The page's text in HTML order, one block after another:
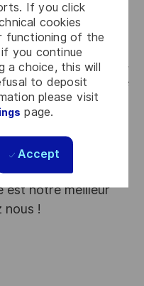
If you click
cookies
functioning of the
you continue
a choice, this will
to deposit
please visit
page.
Accept
Solution
performante,
nos solutions digitales.
de connaissances
Si vous vous
n’hésitons
reconnait
est notre meilleur
nous !